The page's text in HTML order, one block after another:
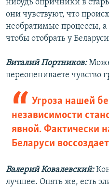
нибудь опричники в
они чувствуют, что
необратимые процессы, а
чтобы отобрать у
Виталий Портников:
переоцениваете чувство
Угроза нашей
независимости
явной. Фактически
Беларуси
Валерий Ковалевский:
лучшее. Опять же, есть